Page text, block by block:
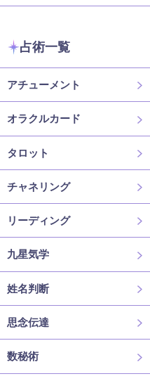
占術一覧
アチューメント
オラクルカード
タロット
チャネリング
リーディング
九星気学
姓名判断
思念伝達
数秘術